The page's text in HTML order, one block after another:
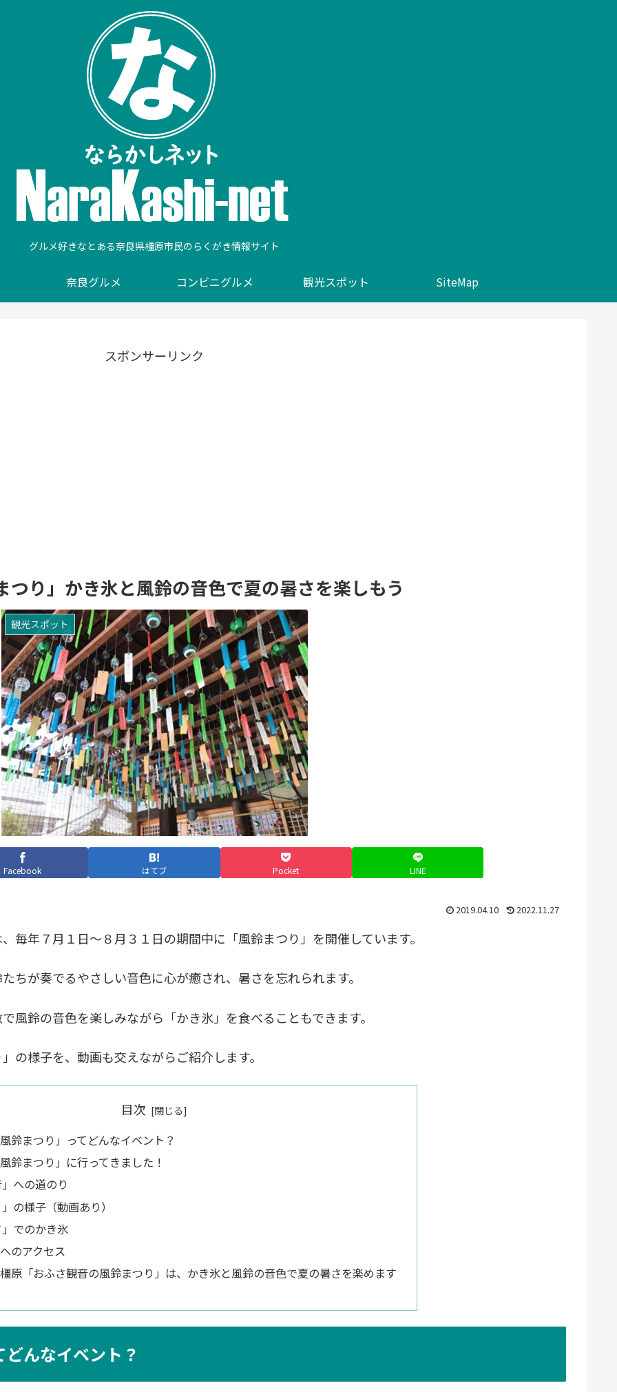
グルメ好きなとある奈良県橿原市民のらくがき情報サイト
奈良グルメ コンビニグルメ 観光スポット SiteMap
スポンサーリンク
り」かき氷と風鈴の音色で夏の暑さを楽しもう
観光スポット
Facebook はてブ Pocket LINE
2019.04.10 2022.11.27
毎年７月１日～８月３１日の期間中に「風鈴まつり」を開催しています。
ちが奏でるやさしい音色に心が癒され、暑さを忘れられます。
風鈴の音色を楽しみながら「かき氷」を食べることもできます。
の様子を、動画も交えながらご紹介します。
目次
鈴まつり」ってどんなイベント？
鈴まつり」に行ってきました！
への道のり
の様子（動画あり）
でのかき氷
のアクセス
原「おふさ観音の風鈴まつり」は、かき氷と風鈴の音色で夏の暑さを楽めます
んなイベント？